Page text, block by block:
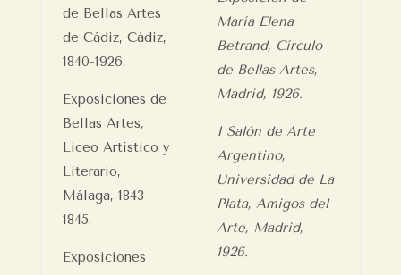
de Bellas Artes
de Cádiz, Cádiz,
1840-1926.
Exposiciones de
Bellas Artes,
Liceo Artístico y
Literario,
Málaga, 1843-
1845.
Exposiciones
María Elena
Betrand, Círculo
de Bellas Artes,
Madrid, 1926.
I Salón de Arte
Argentino,
Universidad de La
Plata, Amigos del
Arte, Madrid,
1926.